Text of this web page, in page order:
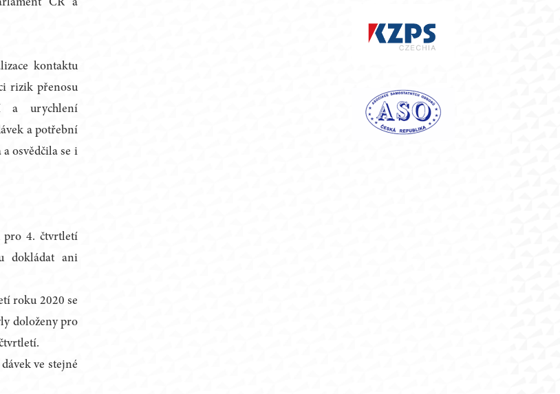
ČR a
kontaktu
rizik přenosu
a urychlení
a potřební
osvědčila se i
pro 4. čtvrtletí
dokládat ani
roku 2020 se
doloženy pro
ve stejné